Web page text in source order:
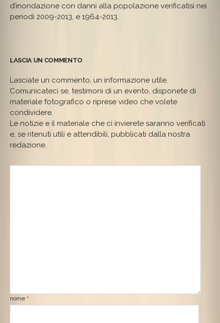
d’inondazione con danni alla popolazione verificatisi nei
periodi 2009-2013, e 1964-2013.
LASCIA UN COMMENTO
Lasciate un commento, un informazione utile.
Comunicateci se, testimoni di un evento, disponete di
materiale fotografico o riprese video che volete
condividere.
Le notizie e il materiale che ci invierete saranno verificati
e, se ritenuti utili e attendibili, pubblicati dalla nostra
redazione.
nome *